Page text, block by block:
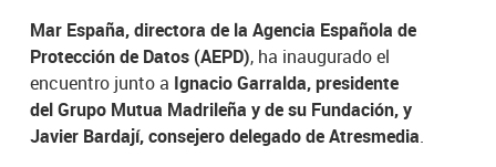
Mar España, directora de la Agencia Española de
Protección de Datos (AEPD), ha inaugurado el
encuentro junto a Ignacio Garralda, presidente
del Grupo Mutua Madrileña y de su Fundación, y
Javier Bardají, consejero delegado de Atresmedia.